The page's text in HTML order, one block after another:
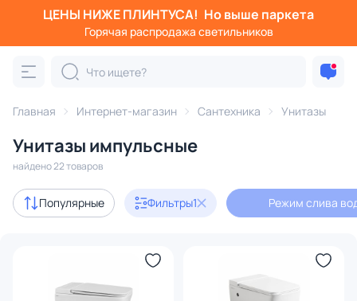
ЦЕНЫ НИЖЕ ПЛИНТУСА! Но выше паркета
Горячая распродажа светильников
Главная Интернет-магазин Сантехника Унитазы
Унитазы импульсные
найдено 22 товаров
Популярные Фильтры1 Режим слива
Фильтры
Категория:
подвесной унитаз компакт
В наличии 10